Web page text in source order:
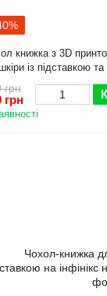
книжка з 3D
із підставкою
грн
грн